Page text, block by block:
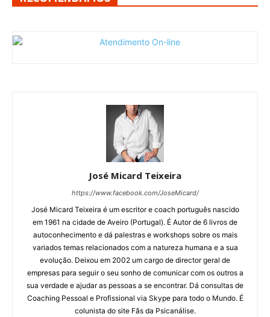
José Micard Teixeira
https://www.facebook.com/JoseMicard/
José Micard Teixeira é um escritor e coach português nascido
em 1961 na cidade de Aveiro (Portugal). É Autor de 6 livros de
autoconhecimento e dá palestras e workshops sobre os mais
variados temas relacionados com a natureza humana e a sua
evolução. Deixou em 2002 um cargo de director geral de
empresas para seguir o seu sonho de comunicar com os outros a
sua verdade e ajudar as pessoas a se encontrar. Dá consultas de
Coaching Pessoal e Profissional via Skype para todo o Mundo. É
colunista do site Fãs da Psicanálise.